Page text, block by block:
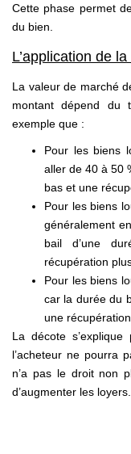
Cette phase permet
du bien.
L’application de
La valeur de marché
montant dépend du
exemple que :
Pour les biens
aller de 40 à 50
bas et une
Pour les biens
généralement
bail d’une
récupération
Pour les biens
car la durée du
une
La décote
l’acheteur ne pourra
n’a pas le droit non
d’augmenter les loyers.